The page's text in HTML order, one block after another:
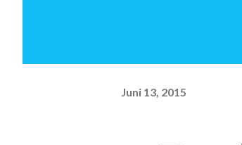
Juni 13, 2015